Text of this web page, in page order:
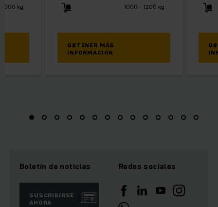
1000 - 1200 kg
OBTENER MÁS
INFORMACIÓN
2000 kg
Boletín de noticias
SUSCRIBIRSE
AHORA
Redes sociales